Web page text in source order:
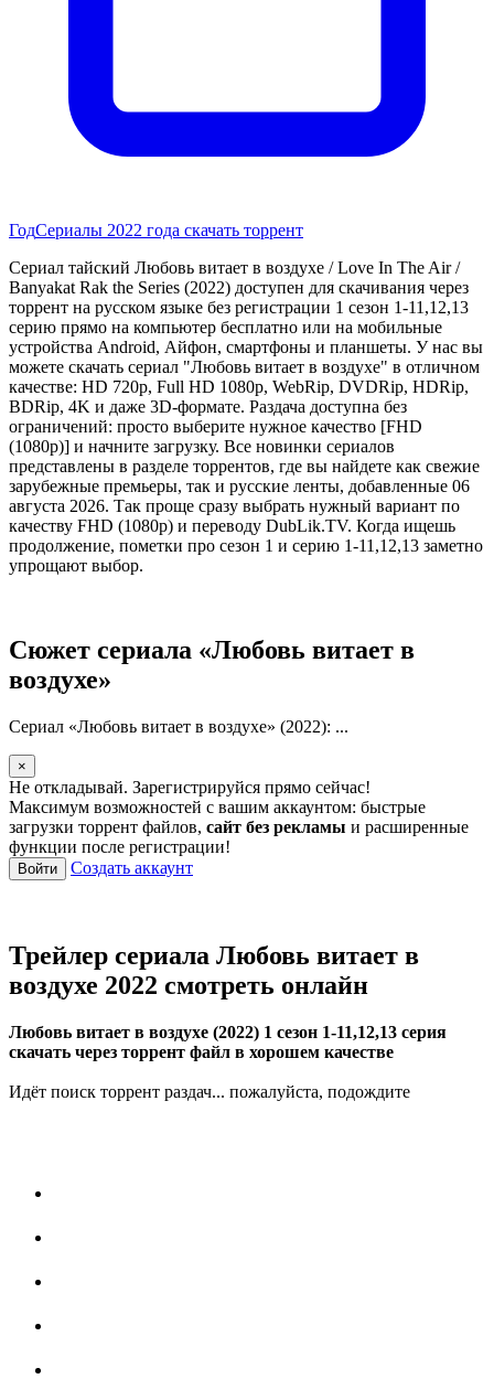
ГодСериалы 2022 года скачать торрент
Сериал тайский Любовь витает в воздухе / Love In The Air /
Banyakat Rak the Series (2022) доступен для скачивания через
торрент на русском языке без регистрации 1 сезон 1-11,12,13
серию прямо на компьютер бесплатно или на мобильные
устройства Android, Айфон, смартфоны и планшеты. У нас вы
можете скачать сериал "Любовь витает в воздухе" в отличном
качестве: HD 720p, Full HD 1080p, WebRip, DVDRip, HDRip,
BDRip, 4K и даже 3D-формате. Раздача доступна без
ограничений: просто выберите нужное качество [FHD
(1080p)] и начните загрузку. Все новинки сериалов
представлены в разделе торрентов, где вы найдете как свежие
зарубежные премьеры, так и русские ленты, добавленные 06
августа 2026. Так проще сразу выбрать нужный вариант по
качеству FHD (1080p) и переводу DubLik.TV. Когда ищешь
продолжение, пометки про сезон 1 и серию 1-11,12,13 заметно
упрощают выбор.
Сюжет сериала «Любовь витает в
воздухе»
Сериал «Любовь витает в воздухе» (2022): ...
×
Не откладывай. Зарегистрируйся прямо сейчас!
Максимум возможностей с вашим аккаунтом: быстрые
загрузки торрент файлов, сайт без рекламы и расширенные
функции после регистрации!
Войти Создать аккаунт
Трейлер сериала Любовь витает в
воздухе 2022 смотреть онлайн
Любовь витает в воздухе (2022) 1 сезон 1-11,12,13 серия
скачать через торрент файл в хорошем качестве
Идёт поиск торрент раздач... пожалуйста, подождите